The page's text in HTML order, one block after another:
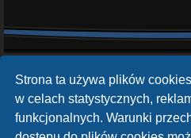
Strona ta używa plików
w celach statystycznych,
funkcjonalnych. Warunki
openATV Forum
https://www.opena.tv/
OpenPLi - Open Source Set-
https://openpli.org